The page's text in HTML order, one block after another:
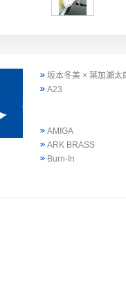
坂本冬美 × 葉加瀨太
A23
AMIGA
ARK BRASS
Burn-In